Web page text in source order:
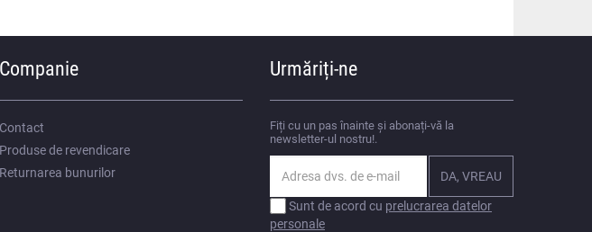
Companie
Contact
Produse de revendicare
Returnarea bunurilor
Urmăriți-ne
Fiți cu un pas înainte și abonați-vă la
newsletter-ul nostru!.
Sunt de acord cu prelucrarea datelor
personale